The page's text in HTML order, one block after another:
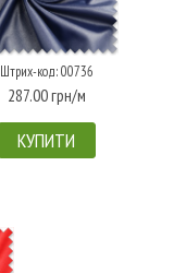
Штрих-код: 00736
287.00 грн/м
КУПИТИ